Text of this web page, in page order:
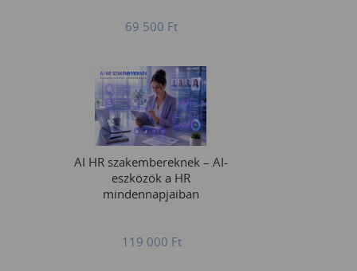
69 500 Ft
AI HR szakembereknek – AI-
eszközök a HR
mindennapjaiban
119 000 Ft